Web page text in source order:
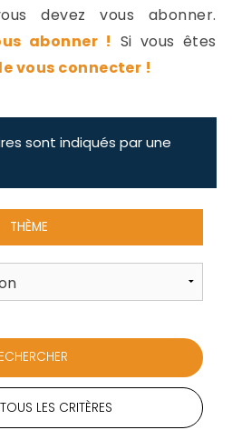
devez vous abonner.
abonner ! Si vous êtes
vous connecter !
sont indiqués par une
THÈME
LES CRITÈRES